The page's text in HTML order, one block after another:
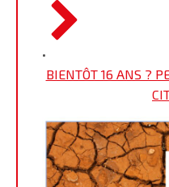
•
BIENTÔT 16 ANS ?